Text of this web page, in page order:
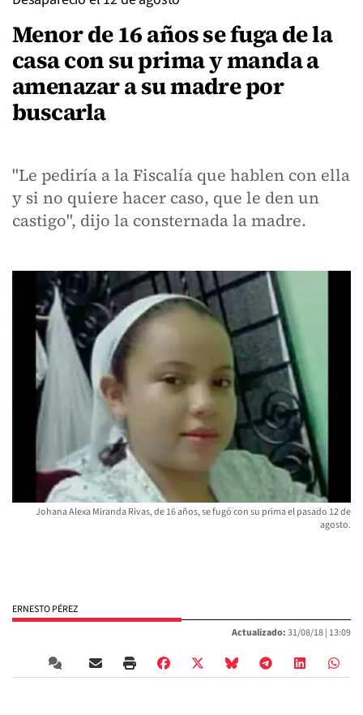
Menor de 16 años se fuga de la
casa con su prima y manda a
amenazar a su madre por
buscarla
"Le pediría a la Fiscalía que hablen con ella
y si no quiere hacer caso, que le den un
castigo", dijo la consternada la madre.
Johana Alexa Miranda Rivas, de 16 años, se fugó con su prima el pasado 12 de
agosto.
ERNESTO PÉREZ
Actualizado:31/08/18 | 13:09